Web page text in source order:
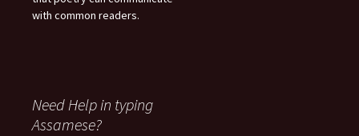
with common readers.
Need Help in typing
Assamese?